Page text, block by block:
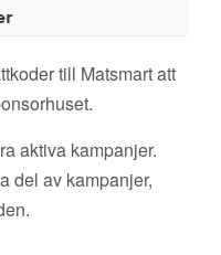
till Matsmart att
aktiva kampanjer.
del av kampanjer,